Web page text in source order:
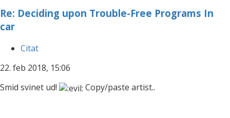
Re: Deciding upon Trouble-Free Programs In
car
Citat
22. feb 2018, 15:06
Smid svinet ud!
Copy/paste artist..